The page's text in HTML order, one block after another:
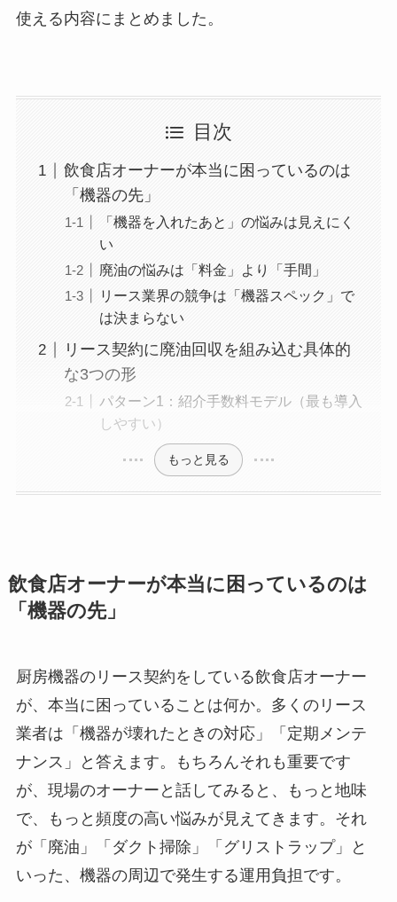
使える内容にまとめました。
目次
飲食店オーナーが本当に困っているのは
「機器の先」
「機器を入れたあと」の悩みは見えにく
い
廃油の悩みは「料金」より「手間」
リース業界の競争は「機器スペック」で
は決まらない
リース契約に廃油回収を組み込む具体的
な3つの形
パターン1：紹介手数料モデル（最も導入
しやすい）
もっと見る
飲食店オーナーが本当に困っているのは
「機器の先」
厨房機器のリース契約をしている飲食店オーナー
が、本当に困っていることは何か。多くのリース
業者は「機器が壊れたときの対応」「定期メンテ
ナンス」と答えます。もちろんそれも重要です
が、現場のオーナーと話してみると、もっと地味
で、もっと頻度の高い悩みが見えてきます。それ
が「廃油」「ダクト掃除」「グリストラップ」と
いった、機器の周辺で発生する運用負担です。